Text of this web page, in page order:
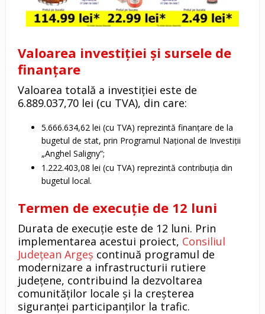
Valoarea investiției și sursele de
finanțare
Valoarea totală a investiției este de
6.889.037,70 lei (cu TVA), din care:
5.666.634,62 lei (cu TVA) reprezintă finanțare de la
bugetul de stat, prin Programul Național de Investiții
„Anghel Saligny”;
1.222.403,08 lei (cu TVA) reprezintă contribuția din
bugetul local.
Termen de execuție de 12 luni
Durata de execuție este de 12 luni. Prin
implementarea acestui proiect, Consiliul
Județean Argeș continuă programul de
modernizare a infrastructurii rutiere
județene, contribuind la dezvoltarea
comunităților locale și la creșterea
siguranței participanților la trafic.